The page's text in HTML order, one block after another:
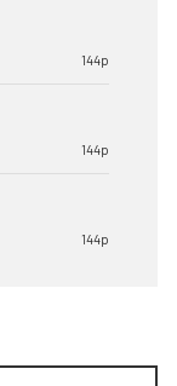
144p
144p
144p